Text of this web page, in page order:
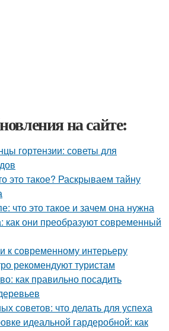
на сайте:
гортензии: советы для
это такое? Раскрываем тайну
что это такое и зачем она нужна
как они преобразуют современный
к современному интерьеру
рекомендуют туристам
как правильно посадить
советов: что делать для успеха
идеальной гардеробной: как